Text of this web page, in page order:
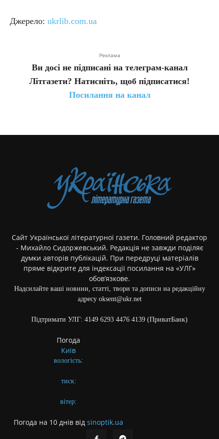
Джерело: ukrlib.com.ua
Реклама
Ви досі не підписані на телеграм-канал
Літгазети? Натисніть, щоб підписатися!
Посилання на канал
Сайт Української літературної газети. Головний редактор
- Михайло Сидоржевський. Редакція не завжди поділяє
думки авторів публікацій. При передруці матеріалів
пряме відкрите для індексації посилання на «УЛГ»
обов’язкове.
Надсилайте ваші новини, статті, твори та дописи на редакційну
адресу oksent@ukr.net
Підтримати УЛГ: 4149 6293 4476 4139 (ПриватБанк)
Погода
Київ
вологість:
тиск:
вітер:
Погода на 10 днів від sinoptik.ua